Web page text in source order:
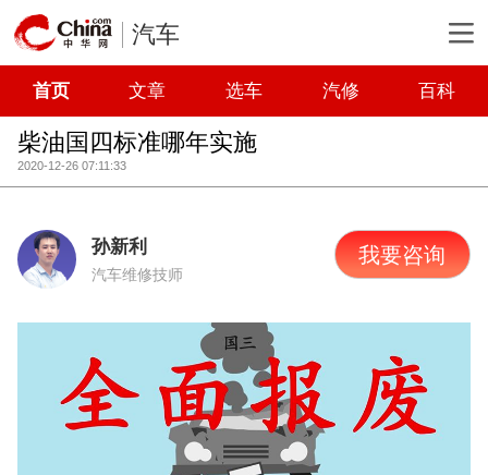
汽车
首页 文章 选车 汽修 百科
柴油国四标准哪年实施
2020-12-26 07:11:33
孙新利
汽车维修技师
我要咨询